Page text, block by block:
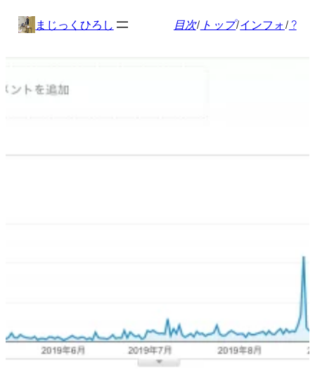
キ
ッ
まじっくひろし 目次/ トップ/インフォ/ ?